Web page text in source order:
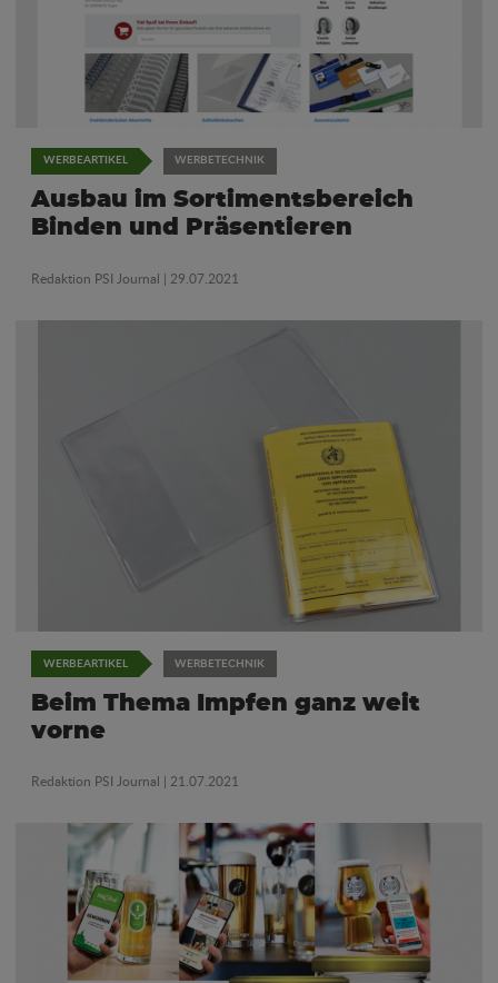
WERBEARTIKEL WERBETECHNIK
Ausbau im Sortimentsbereich
Binden und Präsentieren
Redaktion PSI Journal | 29.07.2021
WERBEARTIKEL WERBETECHNIK
Beim Thema Impfen ganz weit
vorne
Redaktion PSI Journal | 21.07.2021